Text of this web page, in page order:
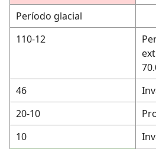
Período glacial
110-12
46
20-10
10